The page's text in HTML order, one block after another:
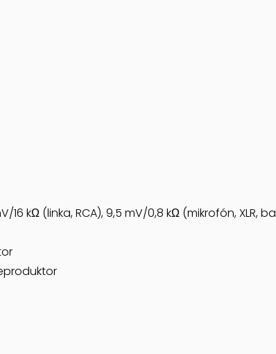
16 kΩ (linka, RCA), 9,5 mV/0,8 kΩ (mikrofón, XLR,